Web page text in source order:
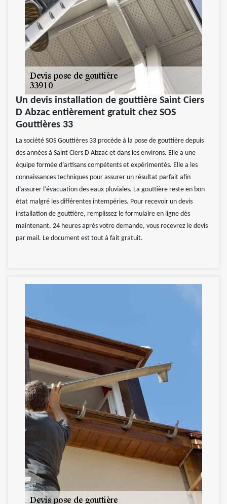
Un devis installation de gouttière Saint Ciers
D Abzac entièrement gratuit chez SOS
Gouttières 33
La société SOS Gouttières 33 procède à la pose de gouttière depuis
des années à Saint Ciers D Abzac et dans les environs. Elle a une
équipe formée d’artisans compétents et expérimentés. Elle a les
connaissances techniques pour assurer un résultat parfait afin
d’assurer l’évacuation des eaux pluviales. La gouttière reste en bon
état malgré les différentes intempéries. Pour recevoir un devis
installation de gouttière, remplissez le formulaire en ligne dès
maintenant. 24 heures après votre demande, vous recevrez le devis
par mail. Le document est tout à fait gratuit.